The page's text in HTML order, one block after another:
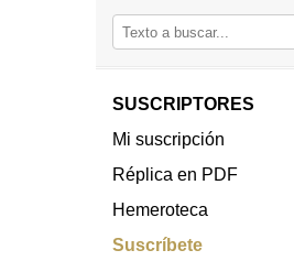
SUSCRIPTORES
Mi suscripción
Réplica en PDF
Hemeroteca
Suscríbete